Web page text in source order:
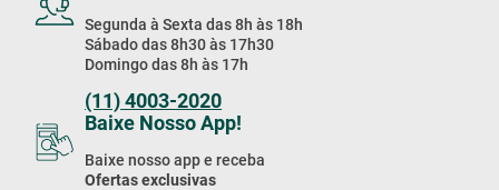
Segunda à Sexta das 8h às 18h
Sábado das 8h30 às 17h30
Domingo das 8h às 17h
(11) 4003-2020
Baixe Nosso App!
Baixe nosso app e receba
Ofertas exclusivas